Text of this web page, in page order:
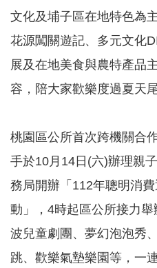
本
區
介
息
公
告
生
活
民
資
文化及埔子區在地特色為
花源闖關遊記、多元文化
展及在地美食與農特產品
容，陪大家歡樂度過夏天尾
桃園區公所首次跨機關合
手於10月14日(六)辦理親
務局開辦「112年聰明消
動」，4時起區公所接力
波兒童劇團、夢幻泡泡秀
跳、歡樂氣墊樂園等，一